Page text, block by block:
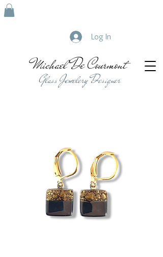
Michael De Courmont
Glass Jewelery Designer
Log In